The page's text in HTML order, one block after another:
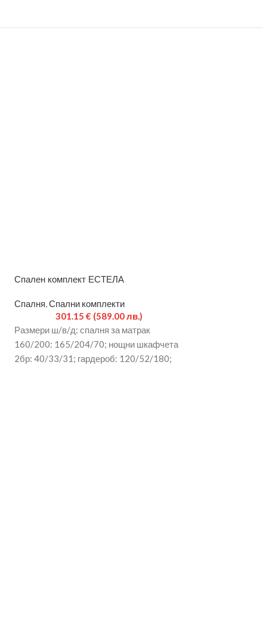
Спален комплект ЕСТЕЛА
Спалня,Спални комплекти
301.15€ (589.00 лв.)
Размери ш/в/д: спалня за матрак
160/200: 165/204/70; нощни шкафчета
2бр: 40/33/31; гардероб: 120/52/180;